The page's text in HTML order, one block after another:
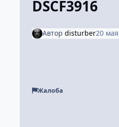
DSCF3916
Автор disturber20
Жалоба